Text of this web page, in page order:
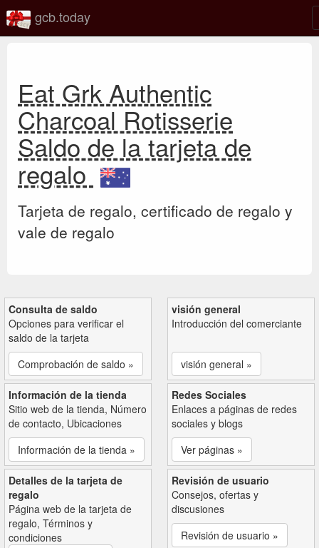
gcb.today
Eat Grk Authentic
Charcoal Rotisserie
Saldo de la tarjeta de
regalo
Tarjeta de regalo, certificado de regalo y
vale de regalo
Consulta de saldo
Opciones para verificar el
saldo de la tarjeta
Comprobación de saldo »
visión general
Introducción del comerciante
visión general »
Información de la tienda
Sitio web de la tienda, Número
de contacto, Ubicaciones
Información de la tienda »
Redes Sociales
Enlaces a páginas de redes
sociales y blogs
Ver páginas »
Detalles de la tarjeta de
regalo
Página web de la tarjeta de
regalo, Términos y
condiciones
Revisión de usuario
Consejos, ofertas y
discusiones
Revisión de usuario »